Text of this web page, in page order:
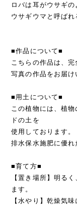
ロバは耳がウサギ
ウサギウマと呼ばれ
■作品について■
こちらの作品は、完
写真の作品をお届け
■用土について■
この植物には、植
ドの土を
使用しております。
排水保水施肥に優れ
■育て方■
【置き場所】明る
ます。
【水やり】乾燥気味